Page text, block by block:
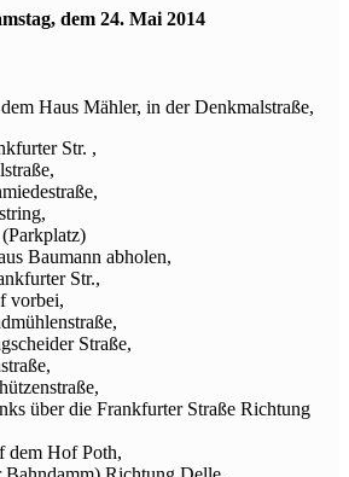
dem 24. Mai 2014
Haus Mähler, in der Denkmalstraße,
Str. ,
Baumann abholen,
Str.,
vorbei,
Straße,
über die Frankfurter Straße Richtung
dem Hof Poth,